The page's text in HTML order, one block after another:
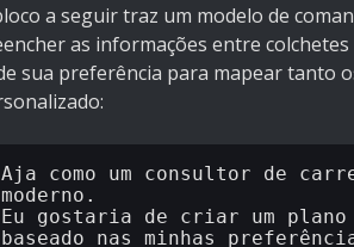
a seguir traz um modelo de
as informações entre
sua preferência para mapear tanto
Aja como um consultor de
moderno.
Eu gostaria de criar um
baseado nas minhas